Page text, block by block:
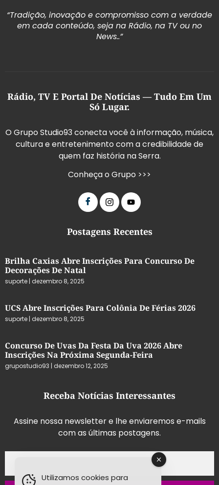
“Tradição, inovação e compromisso com a verdade
em cada conteúdo, seja na Rádio, na TV ou no
News..”
Rádio, TV E Portal De Notícias — Tudo Em Um
Só Lugar.
O Grupo Studio93 conecta você à informação, música,
cultura e entretenimento com a credibilidade de
quem faz história na Serra.
Conheça o Grupo >>>
Postagens Recentes
Brilha Caxias Abre Inscrições Para Concurso De
Decorações De Natal
suporte dezembro 8, 2025
UCS Abre Inscrições Para Colônia De Férias 2026
suporte dezembro 8, 2025
Concurso De Uvas Da Festa Da Uva 2026 Abre
Inscrições Na Próxima Segunda-Feira
grupostudio93 dezembro 12, 2025
Receba Notícias Interessantes
Assine nossa newsletter e lhe enviaremos e-mails
com as últimas postagens.
Utilizamos cookies para